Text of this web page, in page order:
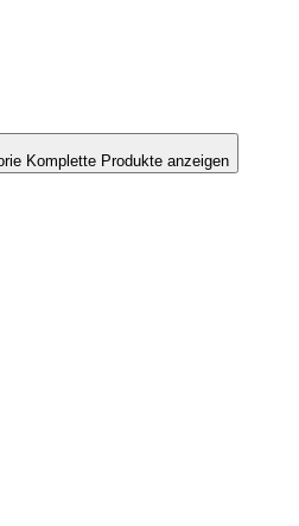
Komplette Produkte anzeigen